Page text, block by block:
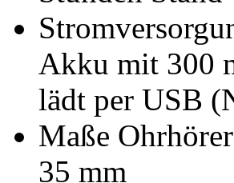
Akku mit 300
lädt per USB
Maße
35 mm